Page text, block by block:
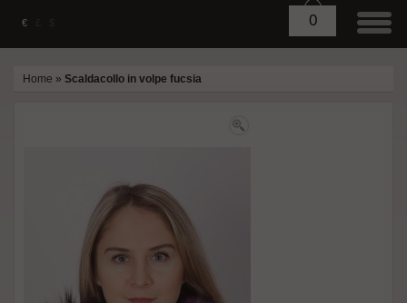
€ 0
Home » Scaldacollo in volpe fucsia